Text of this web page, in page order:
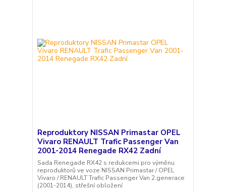
Reproduktory NISSAN Primastar OPEL
Vivaro RENAULT Trafic Passenger Van
2001-2014 Renegade RX42 Zadní
Sada Renegade RX42 s redukcemi pro výměnu
reproduktorů ve voze NISSAN Primastar / OPEL
Vivaro / RENAULT Trafic Passenger Van 2.generace
(2001-2014), střešní obložení